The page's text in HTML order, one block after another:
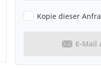
Kopie dieser
E-Mail